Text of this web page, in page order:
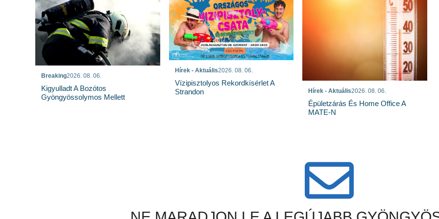
Breaking2026. 08. 06.
Kigyulladt A Bozótos
Gyöngyössolymos Mellett
Hírek - Aktuális2026. 08. 06.
Vízipisztolyos Rekordkísérlet A
Strandon
Hírek - Aktuális2026. 08. 06.
Épületzárás És Home Office A
MATE-N